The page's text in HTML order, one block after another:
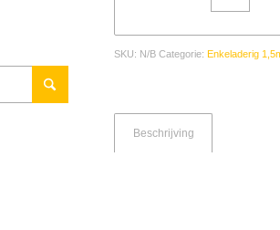
SKU: N/B Categorie: Enkeladerig
Beschrijving